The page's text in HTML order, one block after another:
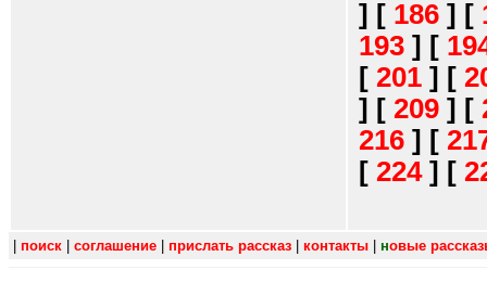
] [ 186 ] [
193 ] [
[ 201 ] [
] [ 209 ] [
216 ] [
[ 224] [
поиск соглашение прислать рассказ контакты новые